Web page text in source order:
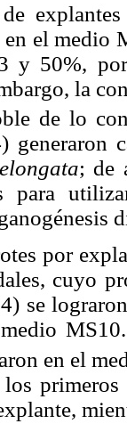
el medio
y 50%,
la
de lo
generaron
; de
para
por
cuyo
se
en el